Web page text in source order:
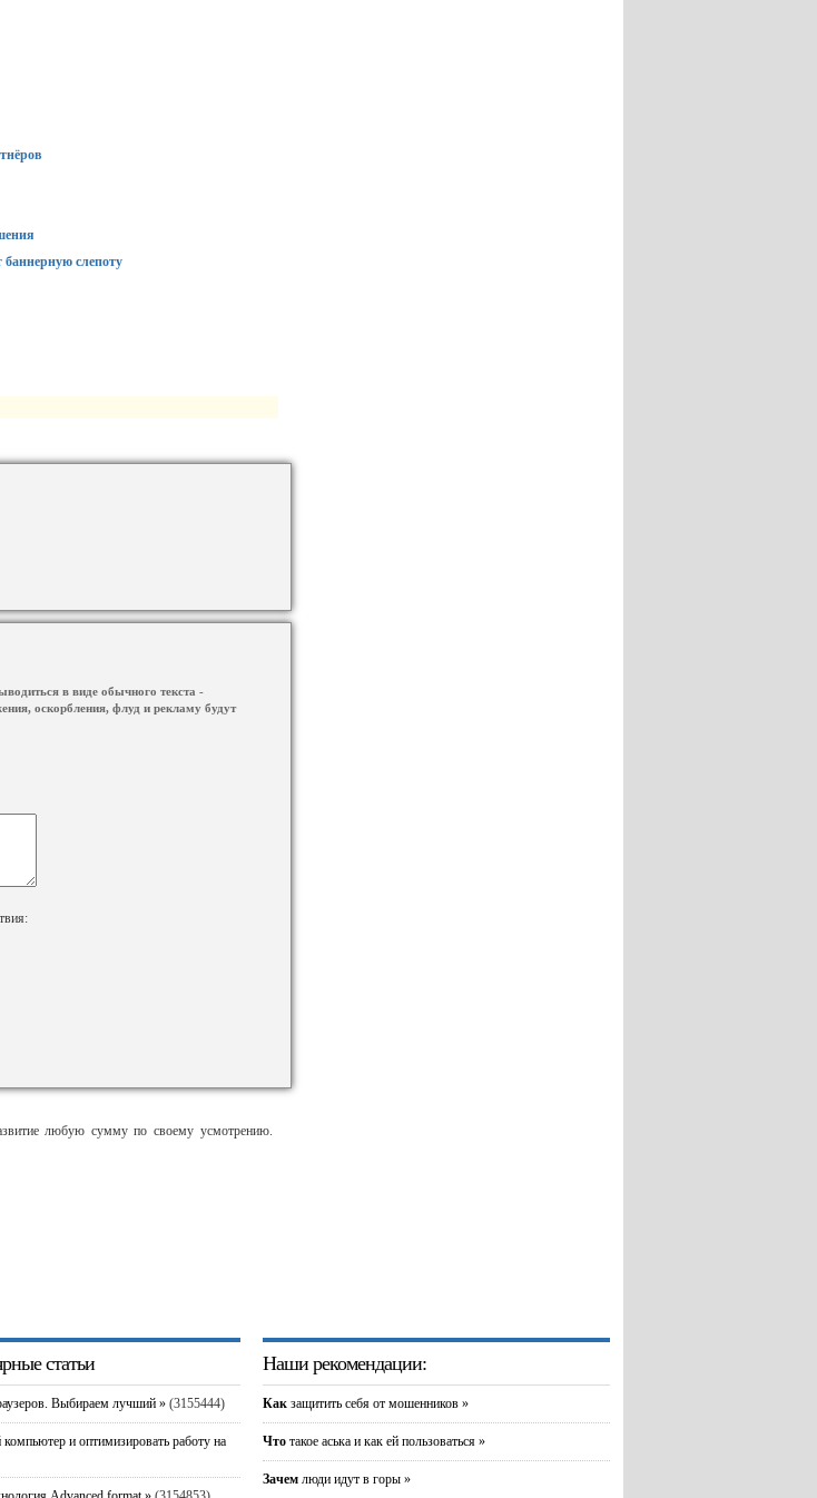
слепоту
в виде обычного текста -
оскорбления, флуд и рекламу будут
любую сумму по своему усмотрению.
статьи
Выбираем лучший » (3155444)
и оптимизировать работу на
Наши рекомендации:
Как защитить себя от мошенников »
Что такое аська и как ей пользоваться »
Зачем люди идут в горы »